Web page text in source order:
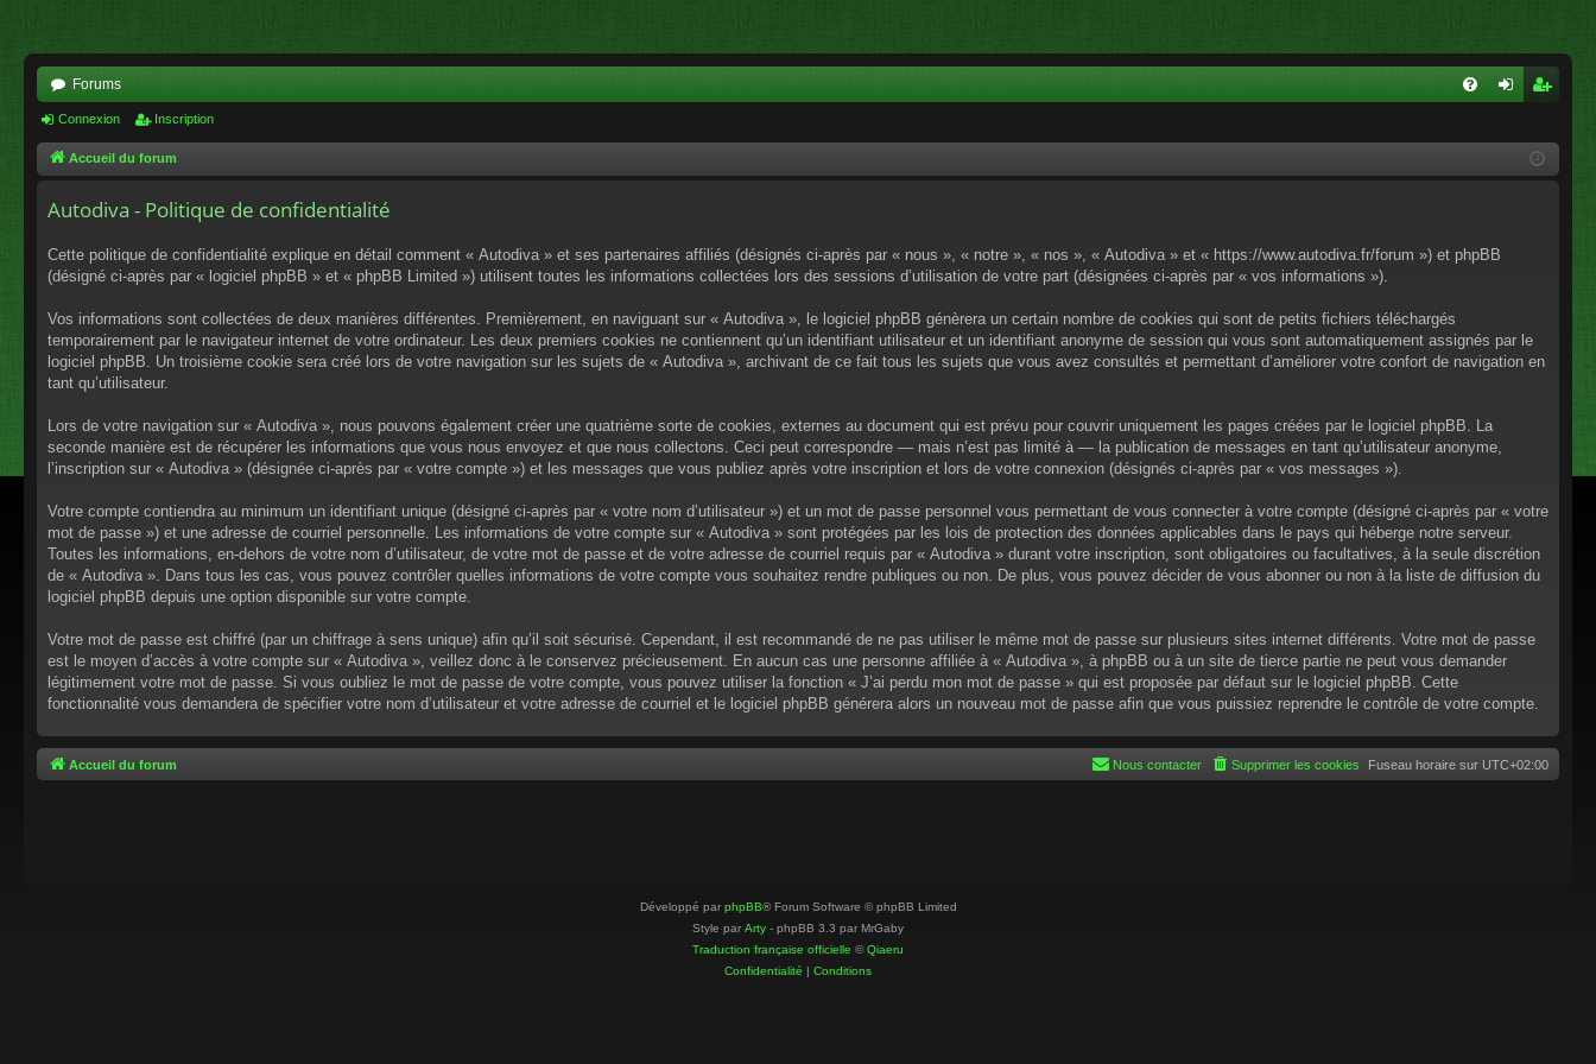
Forums
cri
Connexion Inscription
Accueil du forum
Autodiva - Politique de confidentialité
Cette politique de confidentialité explique en détail comment « Autodiva » et ses partenaires affiliés (désignés ci-après par « nous », « notre », « nos », « Autodiva » et « https://www.autodiva.fr/forum ») et phpBB
(désigné ci-après par « logiciel phpBB » et « phpBB Limited ») utilisent toutes les informations collectées lors des sessions d’utilisation de votre part (désignées ci-après par « vos informations »).
Vos informations sont collectées de deux manières différentes. Premièrement, en naviguant sur « Autodiva », le logiciel phpBB génèrera un certain nombre de cookies qui sont de petits fichiers téléchargés
temporairement par le navigateur internet de votre ordinateur. Les deux premiers cookies ne contiennent qu’un identifiant utilisateur et un identifiant anonyme de session qui vous sont automatiquement assignés par le
logiciel phpBB. Un troisième cookie sera créé lors de votre navigation sur les sujets de « Autodiva », archivant de ce fait tous les sujets que vous avez consultés et permettant d’améliorer votre confort de navigation en
tant qu’utilisateur.
Lors de votre navigation sur « Autodiva », nous pouvons également créer une quatrième sorte de cookies, externes au document qui est prévu pour couvrir uniquement les pages créées par le logiciel phpBB. La
seconde manière est de récupérer les informations que vous nous envoyez et que nous collectons. Ceci peut correspondre — mais n’est pas limité à — la publication de messages en tant qu’utilisateur anonyme,
l’inscription sur « Autodiva » (désignée ci-après par « votre compte ») et les messages que vous publiez après votre inscription et lors de votre connexion (désignés ci-après par « vos messages »).
Votre compte contiendra au minimum un identifiant unique (désigné ci-après par « votre nom d’utilisateur ») et un mot de passe personnel vous permettant de vous connecter à votre compte (désigné ci-après par « votre
mot de passe ») et une adresse de courriel personnelle. Les informations de votre compte sur « Autodiva » sont protégées par les lois de protection des données applicables dans le pays qui héberge notre serveur.
Toutes les informations, en-dehors de votre nom d’utilisateur, de votre mot de passe et de votre adresse de courriel requis par « Autodiva » durant votre inscription, sont obligatoires ou facultatives, à la seule discrétion
de « Autodiva ». Dans tous les cas, vous pouvez contrôler quelles informations de votre compte vous souhaitez rendre publiques ou non. De plus, vous pouvez décider de vous abonner ou non à la liste de diffusion du
logiciel phpBB depuis une option disponible sur votre compte.
Votre mot de passe est chiffré (par un chiffrage à sens unique) afin qu’il soit sécurisé. Cependant, il est recommandé de ne pas utiliser le même mot de passe sur plusieurs sites internet différents. Votre mot de passe
est le moyen d’accès à votre compte sur « Autodiva », veillez donc à le conservez précieusement. En aucun cas une personne affiliée à « Autodiva », à phpBB ou à un site de tierce partie ne peut vous demander
légitimement votre mot de passe. Si vous oubliez le mot de passe de votre compte, vous pouvez utiliser la fonction « J’ai perdu mon mot de passe » qui est proposée par défaut sur le logiciel phpBB. Cette
fonctionnalité vous demandera de spécifier votre nom d’utilisateur et votre adresse de courriel et le logiciel phpBB générera alors un nouveau mot de passe afin que vous puissiez reprendre le contrôle de votre compte.
Accueil du forum Fuseau horaire sur UTC+02:00
Supprimer les cookies
Nous contacter
Développé par phpBB® Forum Software © phpBB Limited
Style par Arty - phpBB 3.3 par MrGaby
Traduction française officielle ©Qiaeru
Confidentialité | Conditions